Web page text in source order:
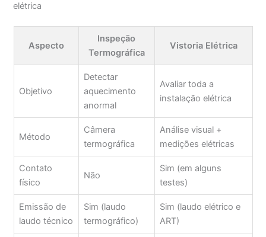
elétrica
Aspecto
Inspeção
Termográfica
Vistoria Elétrica
Objetivo
Detectar
aquecimento
anormal
Avaliar toda a
instalação elétrica
Método
Câmera
termográfica
Análise visual +
medições elétricas
Contato
físico
Não
Sim (em alguns
testes)
Emissão de
laudo técnico
Sim (laudo
termográfico)
Sim (laudo elétrico e
ART)